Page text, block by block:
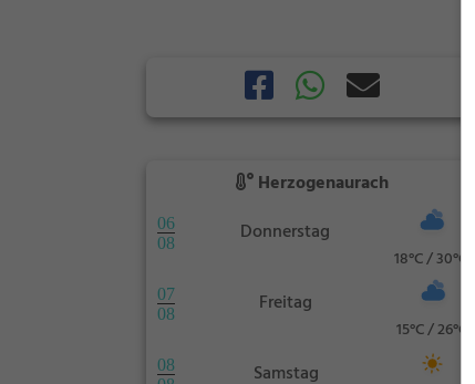
Herzogenaurach
06
08
Donnerstag
18°C / 30°C
07
08
Freitag
15°C / 26°C
08
Samstag